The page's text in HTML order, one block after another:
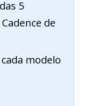
5
de
modelo